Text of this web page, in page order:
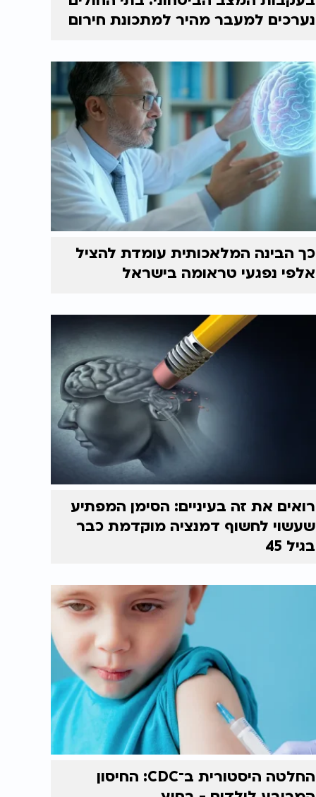
נערכים למעבר מהיר למתכונת חירום
כך הבינה המלאכותית עומדת להציל
אלפי נפגעי טראומה בישראל
רואים את זה בעיניים: הסימן המפתיע
שעשוי לחשוף דמנציה מוקדמת כבר
בגיל 45
החלטה היסטורית ב־CDC: החיסון